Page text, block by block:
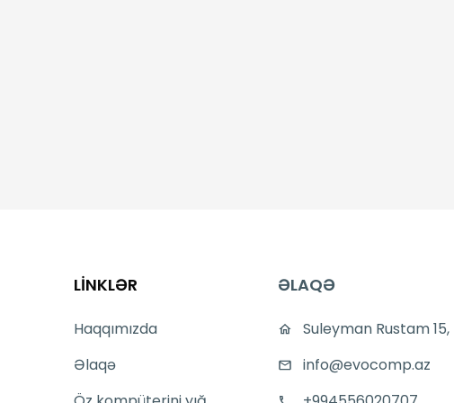
LİNKLƏR
Haqqımızda
Əlaqə
ƏLAQƏ
Suleyman Rustam 15,
info@evocomp.az